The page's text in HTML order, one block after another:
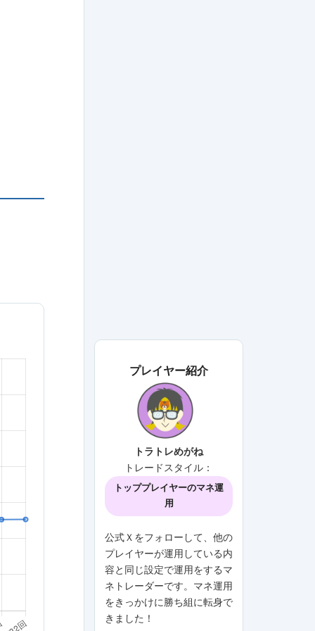
プレイヤー紹介
トラトレめがね
トレードスタイル：
トッププレイヤーのマネ運
用
公式Ｘをフォローして、他の
プレイヤーが運用している内
容と同じ設定で運用をするマ
ネトレーダーです。マネ運用
をきっかけに勝ち組に転身で
きました！